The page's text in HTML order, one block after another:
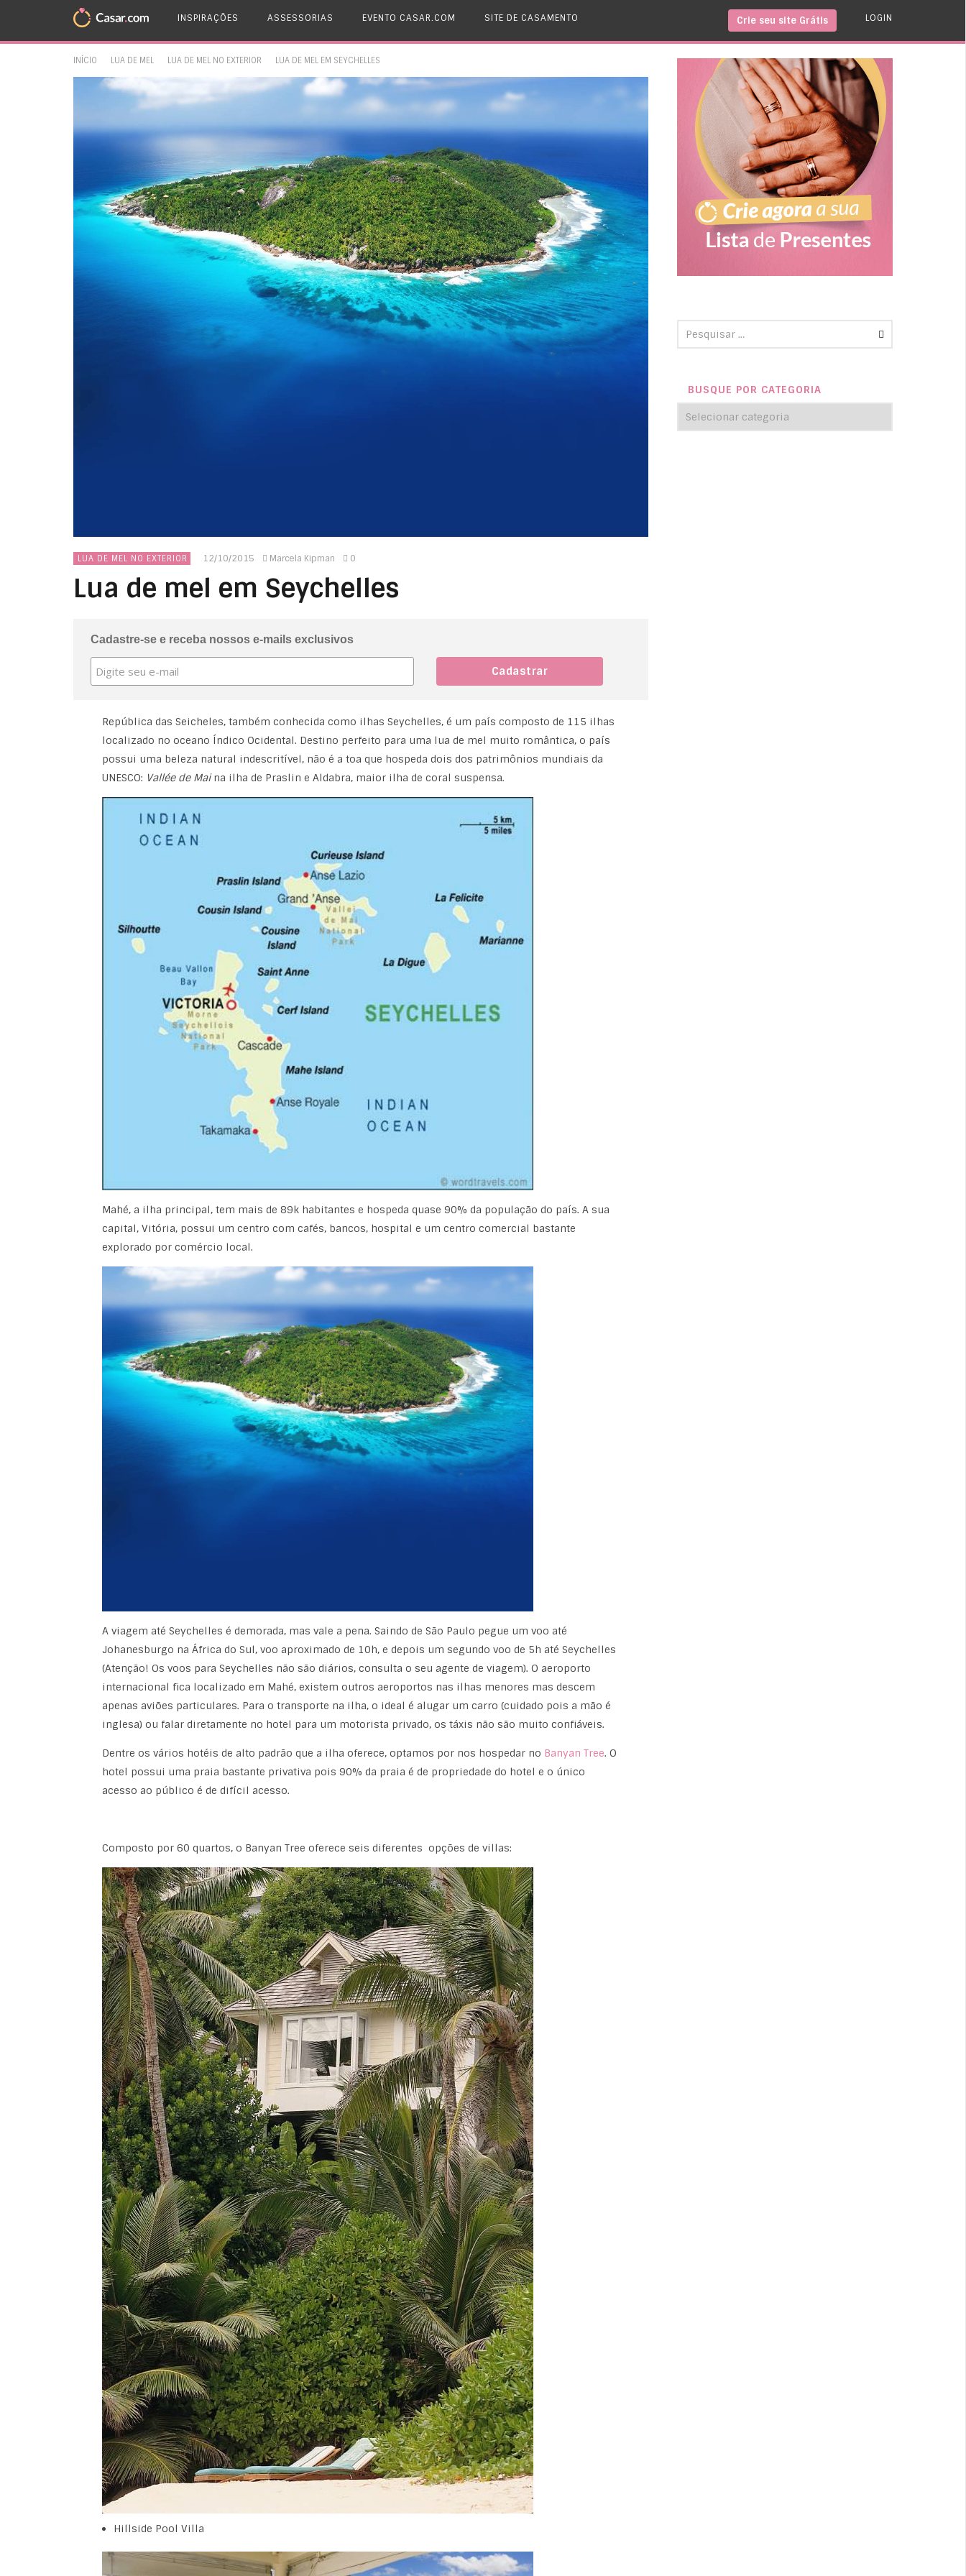
INSPIRAÇÕES ASSESSORIAS EVENTO CASAR.COM SITE DE CASAMENTO LOGIN
Crie seu site Grátis
INÍCIO LUA DE MEL LUA DE MEL NO EXTERIOR LUA DE MEL EM SEYCHELLES
LUA DE MEL NO EXTERIOR 12/10/2015 Marcela Kipman 0
Lua de mel em Seychelles
Cadastre-se e receba nossos e-mails exclusivos
República das Seicheles, também conhecida como ilhas Seychelles, é um país composto de 115 ilhas
localizado no oceano Índico Ocidental. Destino perfeito para uma lua de mel muito romântica, o país
possui uma beleza natural indescritível, não é a toa que hospeda dois dos patrimônios mundiais da
UNESCO: Vallée de Maina ilha de Praslin e Aldabra, maior ilha de coral suspensa.
Mahé, a ilha principal, tem mais de 89k habitantes e hospeda quase 90% da população do país. A sua
capital, Vitória, possui um centro com cafés, bancos, hospital e um centro comercial bastante
explorado por comércio local.
A viagem até Seychelles é demorada, mas vale a pena. Saindo de São Paulo pegue um voo até
Johanesburgo na África do Sul, voo aproximado de 10h, e depois um segundo voo de 5h até Seychelles
(Atenção! Os voos para Seychelles não são diários, consulta o seu agente de viagem). O aeroporto
internacional fica localizado em Mahé, existem outros aeroportos nas ilhas menores mas descem
apenas aviões particulares. Para o transporte na ilha, o ideal é alugar um carro (cuidado pois a mão é
inglesa) ou falar diretamente no hotel para um motorista privado, os táxis não são muito confiáveis.
Dentre os vários hotéis de alto padrão que a ilha oferece, optamos por nos hospedar no Banyan Tree. O
hotel possui uma praia bastante privativa pois 90% da praia é de propriedade do hotel e o único
acesso ao público é de difícil acesso.
Composto por 60 quartos, o Banyan Tree oferece seis diferentes opções de villas:
Hillside Pool Villa
BUSQUE POR CATEGORIA